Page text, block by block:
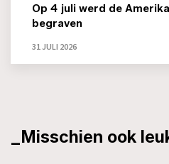
Op 4 juli werd de
begraven
31 JULI 2026
_Misschien ook